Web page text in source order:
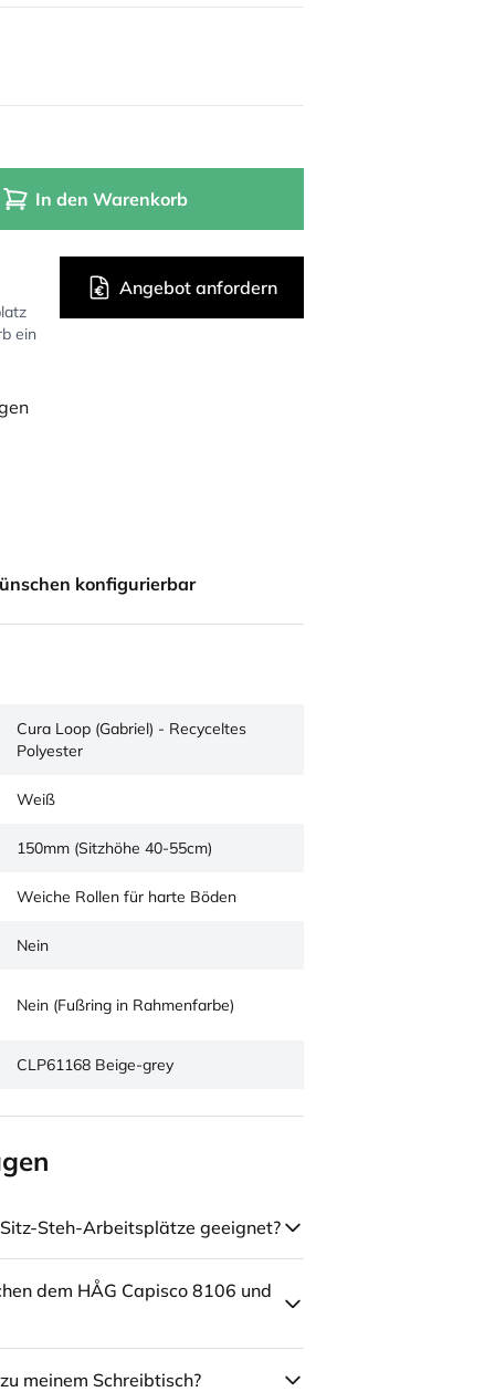
In den Warenkorb
ein
Angebot anfordern
konfigurierbar
Cura Loop (Gabriel) - Recyceltes
Polyester
Weiß
150mm (Sitzhöhe 40-55cm)
Weiche Rollen für harte Böden
Nein
Nein (Fußring in Rahmenfarbe)
CLP61168 Beige-grey
Steh-Arbeitsplätze geeignet?
dem HÅG Capisco 8106 und
meinem Schreibtisch?